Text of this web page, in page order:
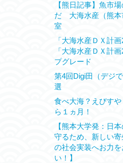
【熊日記事】魚市
だ 大海水産（熊本
室
「大海水産ＤＸ計
「大海水産ＤＸ計
プグレード
第4回Digi田（デジ
選
食べ大海？えびす
ら１ヵ月！
【熊本大学発：日
守るため、新しい
の社会実装へお力を
い！】